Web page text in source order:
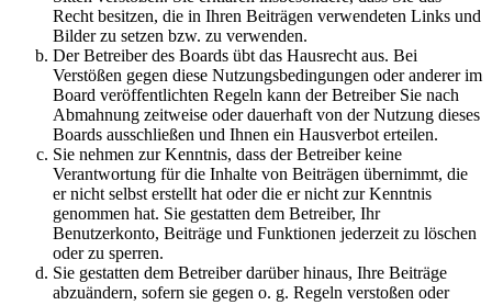
Recht besitzen, die in Ihren Beiträgen verwendeten Links und
Bilder zu setzen bzw. zu verwenden.
Der Betreiber des Boards übt das Hausrecht aus. Bei
Verstößen gegen diese Nutzungsbedingungen oder anderer im
Board veröffentlichten Regeln kann der Betreiber Sie nach
Abmahnung zeitweise oder dauerhaft von der Nutzung dieses
Boards ausschließen und Ihnen ein Hausverbot erteilen.
Sie nehmen zur Kenntnis, dass der Betreiber keine
Verantwortung für die Inhalte von Beiträgen übernimmt, die
er nicht selbst erstellt hat oder die er nicht zur Kenntnis
genommen hat. Sie gestatten dem Betreiber, Ihr
Benutzerkonto, Beiträge und Funktionen jederzeit zu löschen
oder zu sperren.
Sie gestatten dem Betreiber darüber hinaus, Ihre Beiträge
abzuändern, sofern sie gegen o. g. Regeln verstoßen oder